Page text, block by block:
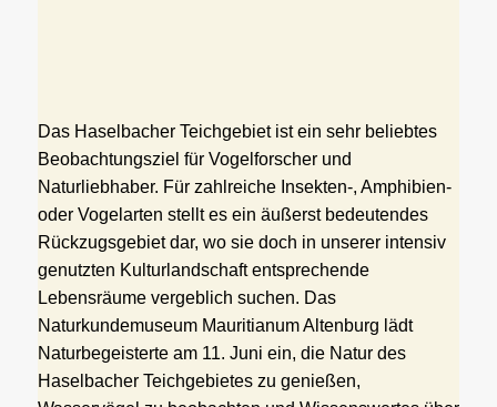
Das Haselbacher Teichgebiet ist ein sehr beliebtes
Beobachtungsziel für Vogelforscher und
Naturliebhaber. Für zahlreiche Insekten-, Amphibien-
oder Vogelarten stellt es ein äußerst bedeutendes
Rückzugsgebiet dar, wo sie doch in unserer intensiv
genutzten Kulturlandschaft entsprechende
Lebensräume vergeblich suchen. Das
Naturkundemuseum Mauritianum Altenburg lädt
Naturbegeisterte am 11. Juni ein, die Natur des
Haselbacher Teichgebietes zu genießen,